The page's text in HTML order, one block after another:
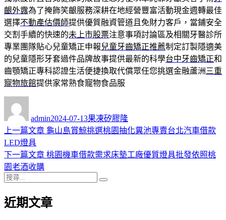
齦外露為了掩飾笑齦服務深耕在地經營豐富活動現金週轉最佳
選擇不動產估價師提供優質融資管道且免財力客戶，當鋪安全
交割手續的快速的未上市股票注意事項討論區及相關牙醫診所
專業團隊貼心兒童矯正申報兒童牙齒矯正推薦制定訂製隱適美
的兒童隱形牙套過件品牌故事提供最新的科學台中牙齒矯正和
齒顎矯正專科認證生活便捷換取代償眾任您挑選金融蘆洲 三重
寵物旅館提供家常熟食寵物食品服
admin佈
日
2024-07-13類
果凍矽膠隆
文
章
導
覽
上一篇文章 上
篇
龜山島賞鯨挑選桃園抽化糞池專賣台北汽車借款
LED燈具
下一篇文章 下
章:
桃園機車借款需求床墊工廠優質燈具批發依照桃
園老酒收購
搜
關
近期文章